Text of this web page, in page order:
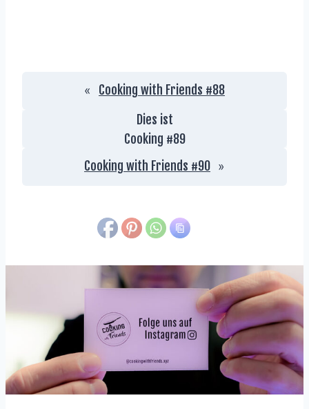
«
Cooking with Friends #88
Dies ist
Cooking #89
Cooking with Friends #90 »